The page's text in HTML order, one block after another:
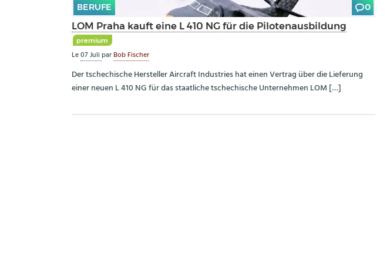
BERUFE 0
LOM Praha kauft eine L 410 NG für die Pilotenausbildung
premium
Le07 JuliparBob Fischer
Der tschechische Hersteller Aircraft Industries hat einen Vertrag über die Lieferung
einer neuen L 410 NG für das staatliche tschechische Unternehmen LOM […]